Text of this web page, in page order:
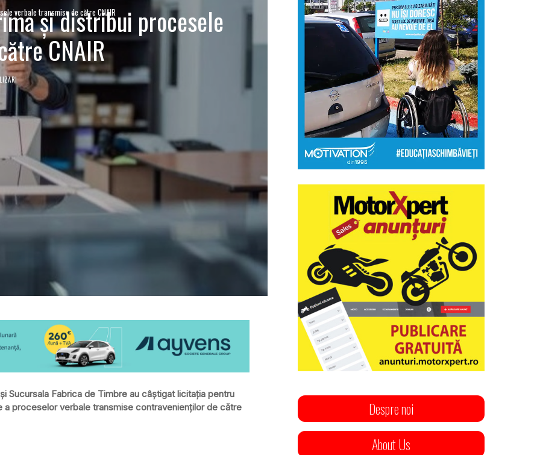
verbale transmise de către CNAIR
și distribui procesele
CNAIR
Sucursala Fabrica de Timbre au câştigat licitaţia pentru
proceselor verbale transmise contravenienţilor de către
Despre noi
About Us